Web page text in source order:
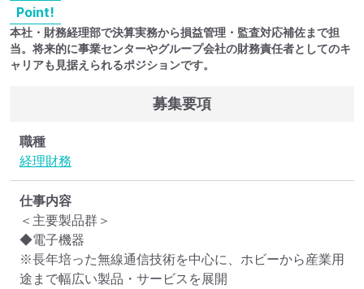
Point!
本社・財務経理部で決算実務から損益管理・監査対応補佐まで担
当。将来的に事業センターやグループ会社の財務責任者としてのキ
ャリアも見据えられるポジションです。
募集要項
職種
経理財務
仕事内容
＜主要製品群＞
◆電子機器
※長年培った無線通信技術を中心に、ホビーから産業用
途まで幅広い製品・サービスを展開